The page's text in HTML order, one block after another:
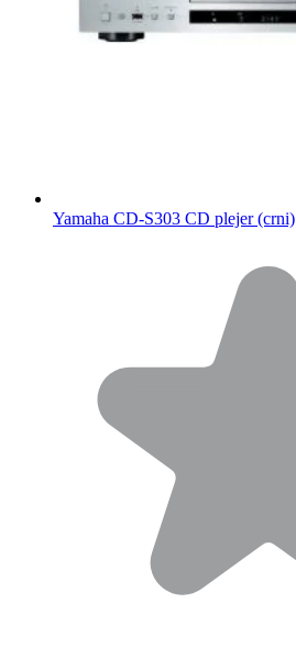
Yamaha CD-S303 CD plejer (crni)